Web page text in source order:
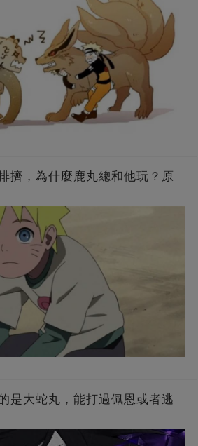
擠，為什麼鹿丸總和他玩？原
是大蛇丸，能打過佩恩或者逃